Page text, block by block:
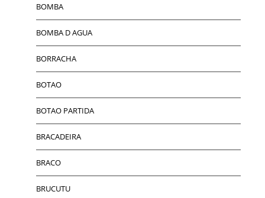
BOMBA
BOMBA D AGUA
BORRACHA
BOTAO
BOTAO PARTIDA
BRACADEIRA
BRACO
BRUCUTU